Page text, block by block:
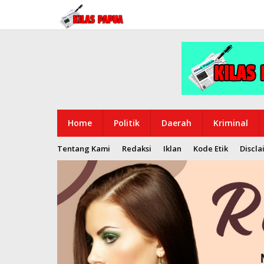
konten
Home Politik Daerah Kriminal
Tentang Kami Redaksi Iklan Kode Etik